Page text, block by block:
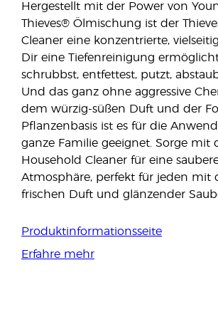
Hergestellt mit der Power von
Thieves® Ölmischung ist der
Cleaner eine konzentrierte,
Dir eine Tiefenreinigung
schrubbst, entfettest, putzt,
Und das ganz ohne aggressive
dem würzig-süßen Duft und der
Pflanzenbasis ist es für die
ganze Familie geeignet. Sorge mit
Household Cleaner für eine
Atmosphäre, perfekt für jeden mit
frischen Duft und glänzender
Produktinformationsseite
Erfahre mehr